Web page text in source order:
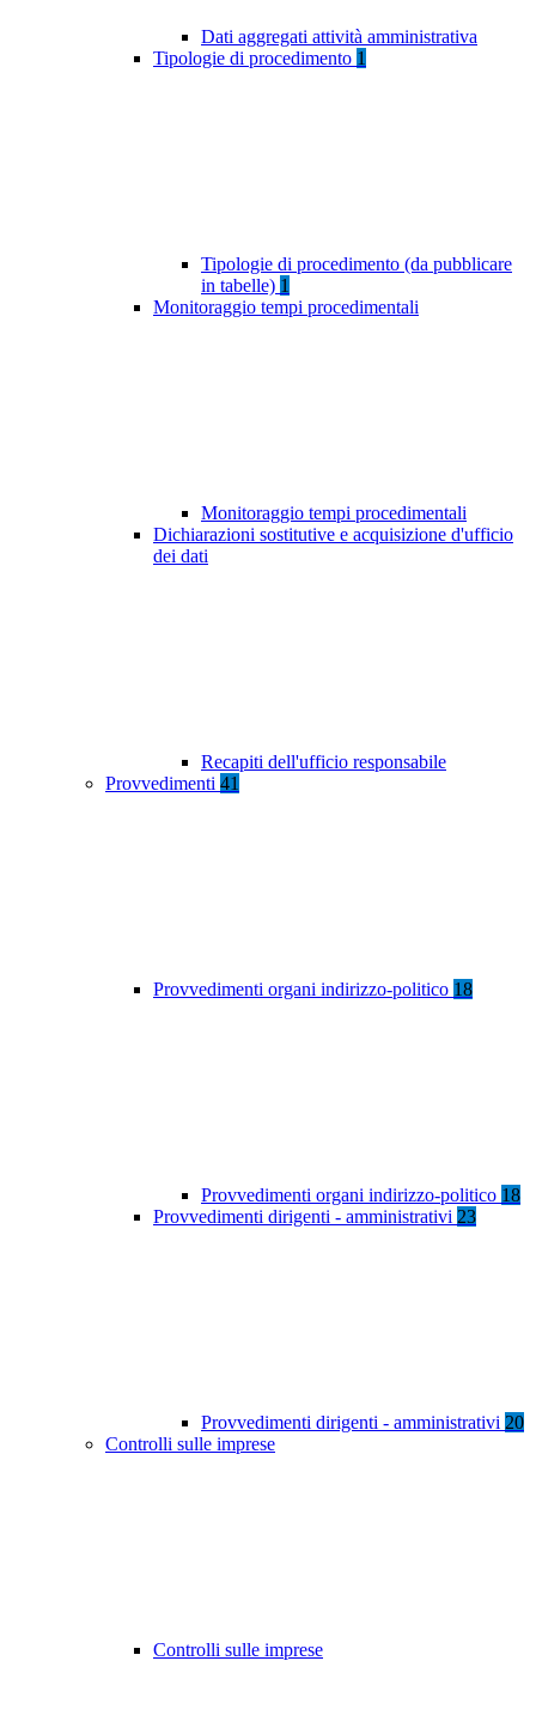
Dati aggregati attività amministrativa
Tipologie di procedimento 1
Tipologie di procedimento (da pubblicare
in tabelle) 1
Monitoraggio tempi procedimentali
Monitoraggio tempi procedimentali
Dichiarazioni sostitutive e acquisizione d'ufficio
dei dati
Recapiti dell'ufficio responsabile
Provvedimenti 41
Provvedimenti organi indirizzo-politico 18
Provvedimenti organi indirizzo-politico 18
Provvedimenti dirigenti - amministrativi 23
Provvedimenti dirigenti - amministrativi 20
Controlli sulle imprese
Controlli sulle imprese